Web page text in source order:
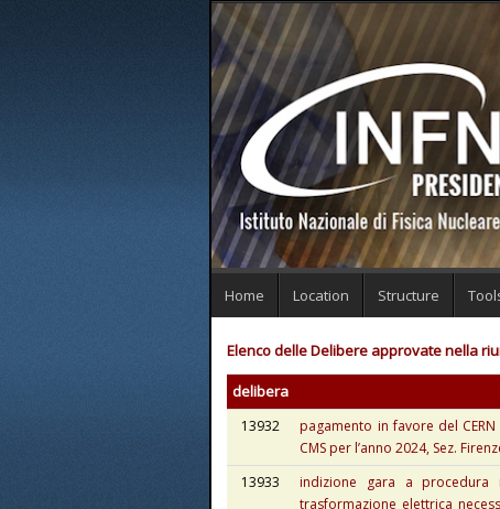
Home Location Structure
Elenco delle Delibere approvate nella
delibera
13932
pagamento in favore del
CMS per l’anno 2024, Sez.
13933
indizione gara a procedura
trasformazione elettrica